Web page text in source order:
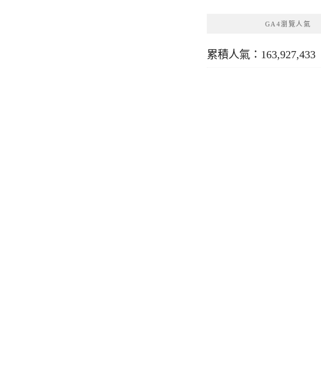
GA4瀏覽人氣
累積人氣：163,927,433